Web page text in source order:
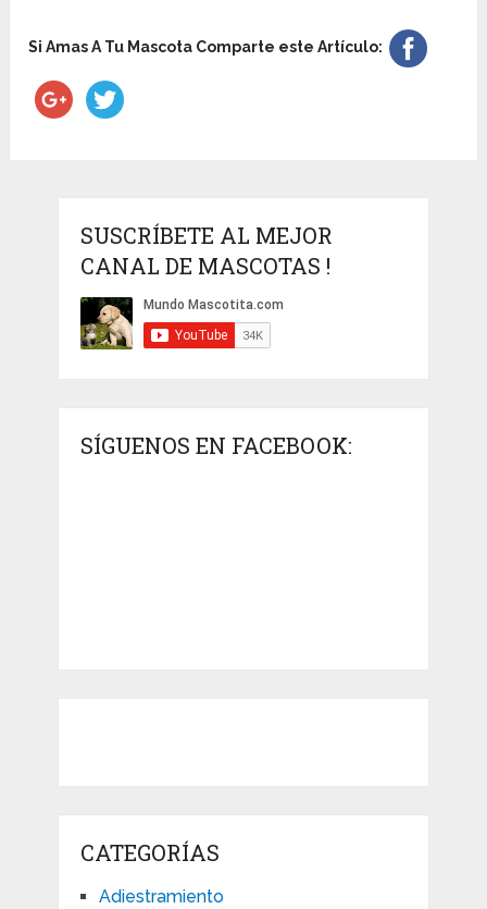
Si Amas A Tu Mascota Comparte este Artículo:
SUSCRÍBETE AL MEJOR
CANAL DE MASCOTAS !
SÍGUENOS EN FACEBOOK:
CATEGORÍAS
Adiestramiento